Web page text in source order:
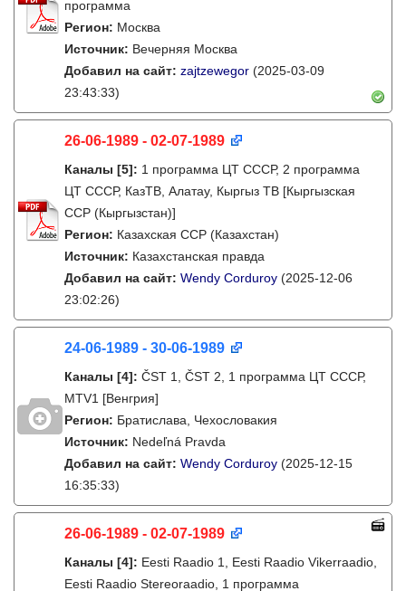
программа
Регион: Москва
Источник: Вечерняя Москва
Добавил на сайт: zajtzewegor (2025-03-09
23:43:33)
26-06-1989 - 02-07-1989
Каналы [5]: 1 программа ЦТ СССР, 2 программа
ЦТ СССР, КазТВ, Алатау, Кыргыз ТВ [Кыргызская
ССР (Кыргызстан)]
Регион: Казахская ССР (Казахстан)
Источник: Казахстанская правда
Добавил на сайт: Wendy Corduroy (2025-12-06
23:02:26)
24-06-1989 - 30-06-1989
Каналы [4]: ČST 1, ČST 2, 1 программа ЦТ СССР,
MTV1 [Венгрия]
Регион: Братислава, Чехословакия
Источник: Nedeľná Pravda
Добавил на сайт: Wendy Corduroy (2025-12-15
16:35:33)
26-06-1989 - 02-07-1989
Каналы [4]: Eesti Raadio 1, Eesti Raadio Vikerraadio,
Eesti Raadio Stereoraadio, 1 программа